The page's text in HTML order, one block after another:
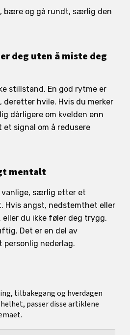
bære og gå rundt, særlig den
deg uten å miste deg
stillstand. En god rytme er
hvile. Hvis du merker
dårligere om kvelden enn
et signal om å redusere
mentalt
vanlige, særlig etter et
Hvis angst, nedstemthet eller
eller du ikke føler deg trygg,
Det er en del av
personlig nederlag.
tilbakegang og hverdagen
passer disse artiklene